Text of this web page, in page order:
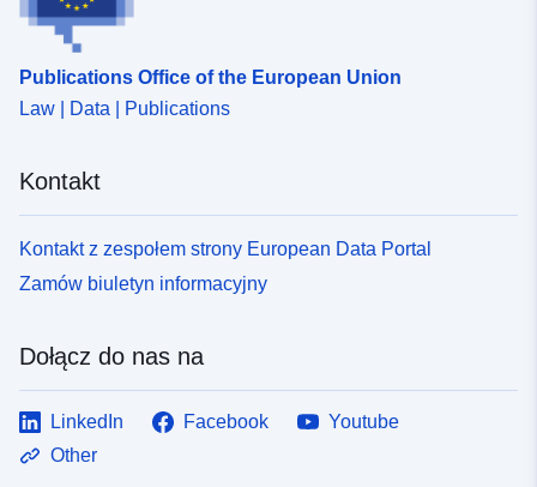
Publications Office of the European Union
Law | Data | Publications
Kontakt
Kontakt z zespołem strony European Data Portal
Zamów biuletyn informacyjny
Dołącz do nas na
LinkedIn Facebook
Youtube
Other